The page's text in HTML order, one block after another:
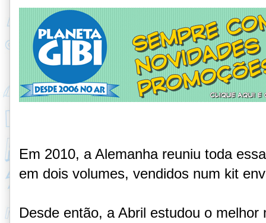
Em 2010, a Alemanha reuniu toda
em dois volumes, vendidos num kit
Desde então, a Abril estudou o melhor